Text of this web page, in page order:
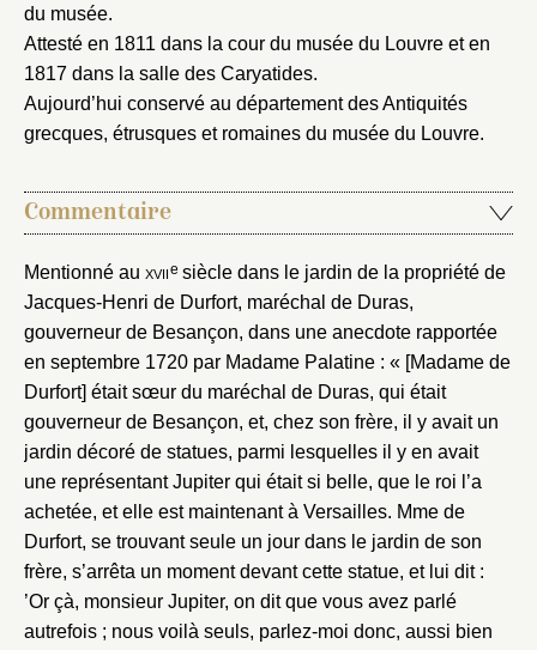
du musée.
Attesté en 1811 dans la cour du musée du Louvre et en
1817 dans la salle des Caryatides.
Aujourd’hui conservé au département des Antiquités
grecques, étrusques et romaines du musée du Louvre.
Commentaire
Mentionné au xviie siècle dans le jardin de la propriété de
Jacques-Henri de Durfort, maréchal de Duras,
gouverneur de Besançon, dans une anecdote rapportée
en septembre 1720 par Madame Palatine : « [Madame de
Durfort] était sœur du maréchal de Duras, qui était
gouverneur de Besançon, et, chez son frère, il y avait un
jardin décoré de statues, parmi lesquelles il y en avait
une représentant Jupiter qui était si belle, que le roi l’a
achetée, et elle est maintenant à Versailles. Mme de
Durfort, se trouvant seule un jour dans le jardin de son
frère, s’arrêta un moment devant cette statue, et lui dit :
’Or çà, monsieur Jupiter, on dit que vous avez parlé
autrefois ; nous voilà seuls, parlez-moi donc, aussi bien
Fermer
Choix du dossier où ajouter la
notice
Nom du dossier
Fermer
Connexion
Courriel